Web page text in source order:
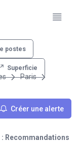
postes
Superficie
Créer une alerte
Paris
Dame-des-
Recommandations